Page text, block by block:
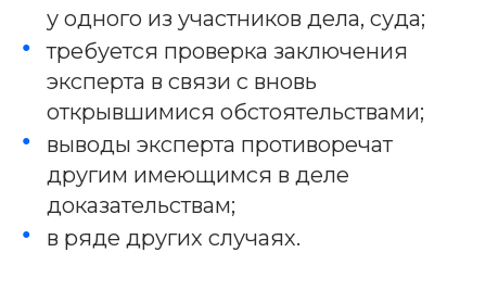
у одного из участников дела, суда;
требуется проверка заключения
эксперта в связи с вновь
открывшимися обстоятельствами;
выводы эксперта противоречат
другим имеющимся в деле
доказательствам;
в ряде других случаях.